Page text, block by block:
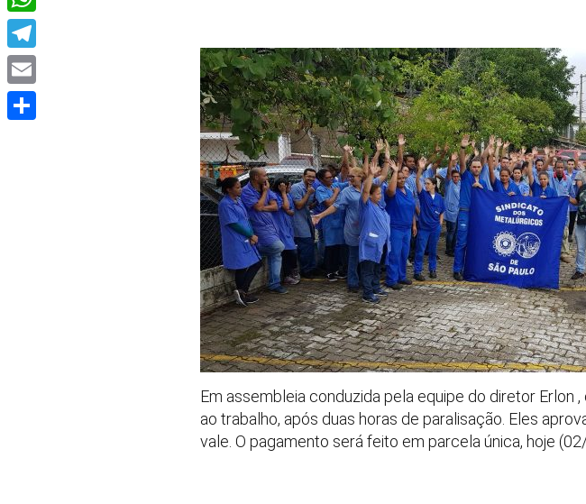
Em assembleia conduzida pela equipe do diretor Erlon
ao trabalho, após duas horas de paralisação. Eles
vale. O pagamento será feito em parcela única, hoje
WhatsApp
Telegram
Email